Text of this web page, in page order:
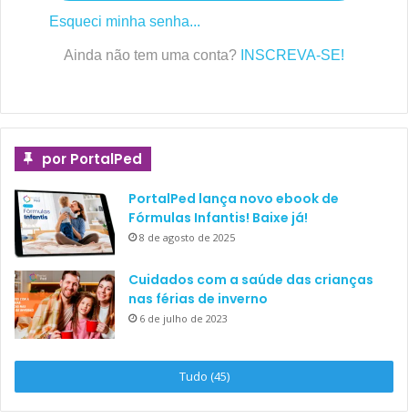
Esqueci minha senha...
Ainda não tem uma conta? INSCREVA-SE!
por PortalPed
PortalPed lança novo ebook de
Fórmulas Infantis! Baixe já!
8 de agosto de 2025
Cuidados com a saúde das crianças
nas férias de inverno
6 de julho de 2023
Tudo (45)